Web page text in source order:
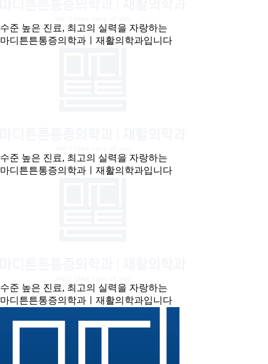
수준 높은 진료, 최고의 실력을 자랑하는
마디튼튼통증의학과ㅣ재활의학과입니다
수준 높은 진료, 최고의 실력을 자랑하는
마디튼튼통증의학과ㅣ재활의학과입니다
수준 높은 진료, 최고의 실력을 자랑하는
마디튼튼통증의학과ㅣ재활의학과입니다